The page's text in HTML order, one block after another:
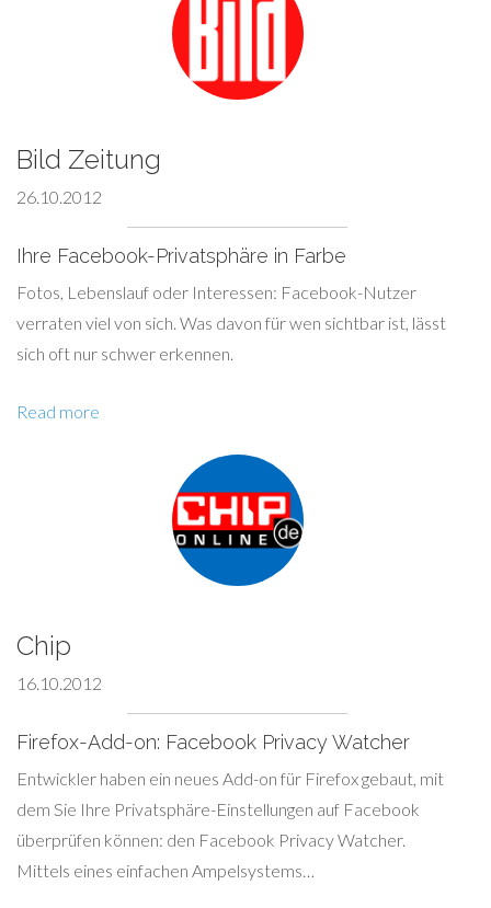
Bild Zeitung
26.10.2012
Ihre Facebook-Privatsphäre in Farbe
Fotos, Lebenslauf oder Interessen: Facebook-Nutzer
verraten viel von sich. Was davon für wen sichtbar ist, lässt
sich oft nur schwer erkennen.
Read more
Chip
16.10.2012
Firefox-Add-on: Facebook Privacy Watcher
Entwickler haben ein neues Add-on für Firefox gebaut, mit
dem Sie Ihre Privatsphäre-Einstellungen auf Facebook
überprüfen können: den Facebook Privacy Watcher.
Mittels eines einfachen Ampelsystems…